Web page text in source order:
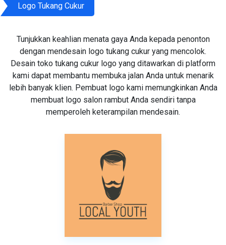
Logo Tukang Cukur
Tunjukkan keahlian menata gaya Anda kepada penonton
dengan mendesain logo tukang cukur yang mencolok.
Desain toko tukang cukur logo yang ditawarkan di platform
kami dapat membantu membuka jalan Anda untuk menarik
lebih banyak klien. Pembuat logo kami memungkinkan Anda
membuat logo salon rambut Anda sendiri tanpa
memperoleh keterampilan mendesain.